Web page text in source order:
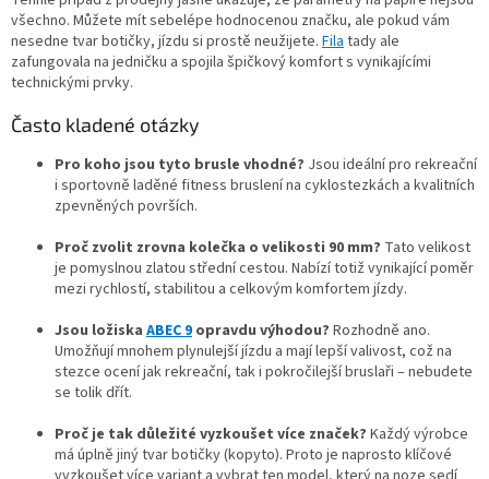
všechno. Můžete mít sebelépe hodnocenou značku, ale pokud vám
nesedne tvar botičky, jízdu si prostě neužijete. Fila tady ale
zafungovala na jedničku a spojila špičkový komfort s vynikajícími
technickými prvky.
Často kladené otázky
Pro koho jsou tyto brusle vhodné? Jsou ideální pro rekreační
i sportovně laděné fitness bruslení na cyklostezkách a kvalitních
zpevněných površích.
Proč zvolit zrovna kolečka o velikosti 90 mm? Tato velikost
je pomyslnou zlatou střední cestou. Nabízí totiž vynikající poměr
mezi rychlostí, stabilitou a celkovým komfortem jízdy.
Jsou ložiska ABEC 9 opravdu výhodou? Rozhodně ano.
Umožňují mnohem plynulejší jízdu a mají lepší valivost, což na
stezce ocení jak rekreační, tak i pokročilejší bruslaři – nebudete
se tolik dřít.
Proč je tak důležité vyzkoušet více značek? Každý výrobce
má úplně jiný tvar botičky (kopyto). Proto je naprosto klíčové